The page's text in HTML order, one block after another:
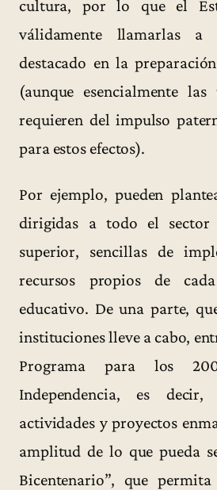
cultura, por lo que el
válidamente llamarlas
destacado en la
(aunque esencialmente las
requieren del impulso
para estos efectos).
Por ejemplo, pueden
dirigidas a todo el sector
superior, sencillas de
recursos propios de
educativo. De una parte,
instituciones lleve a cabo,
Programa para los
Independencia, es
actividades y proyectos
amplitud de lo que pueda
Bicentenario”, que